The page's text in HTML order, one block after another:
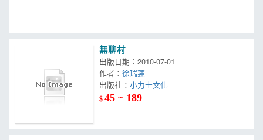
無聊村
出版日期：2010-07-01
作者：徐瑞蓮
出版社：
$45 ~ 189